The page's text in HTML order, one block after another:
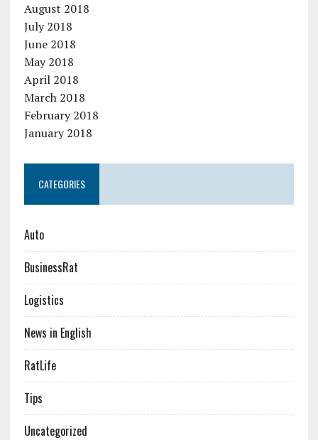
August 2018
July 2018
June 2018
May 2018
April 2018
March 2018
February 2018
January 2018
CATEGORIES
Auto
BusinessRat
Logistics
News in English
RatLife
Tips
Uncategorized